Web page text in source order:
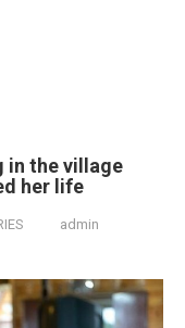
in the village
her life
admin